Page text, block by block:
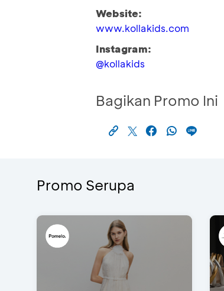
Website:
www.kollakids.com
Instagram:
@kollakids
Bagikan Promo Ini
Promo Serupa